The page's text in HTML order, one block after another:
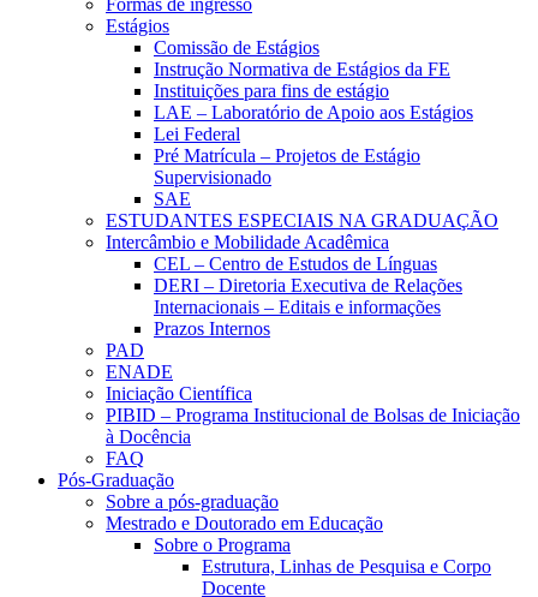
Formas de ingresso
Estágios
Comissão de Estágios
Instrução Normativa de Estágios da FE
Instituições para fins de estágio
LAE – Laboratório de Apoio aos Estágios
Lei Federal
Pré Matrícula – Projetos de Estágio
Supervisionado
SAE
ESTUDANTES ESPECIAIS NA GRADUAÇÃO
Intercâmbio e Mobilidade Acadêmica
CEL – Centro de Estudos de Línguas
DERI – Diretoria Executiva de Relações
Internacionais – Editais e informações
Prazos Internos
PAD
ENADE
Iniciação Científica
PIBID – Programa Institucional de Bolsas de Iniciação
à Docência
FAQ
Pós-Graduação
Sobre a pós-graduação
Mestrado e Doutorado em Educação
Sobre o Programa
Estrutura, Linhas de Pesquisa e Corpo
Docente